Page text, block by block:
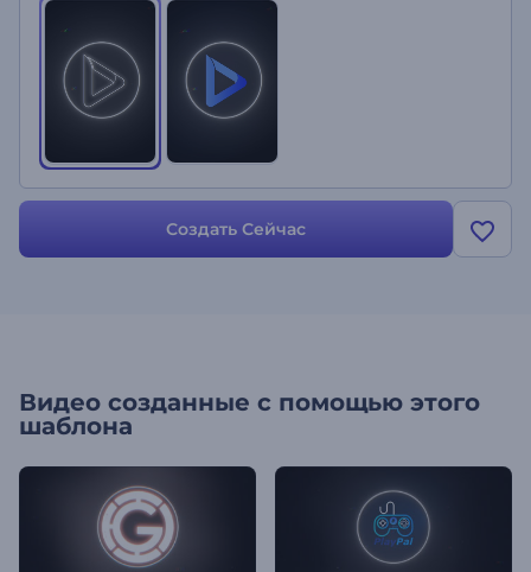
продвижения игровых каналов, заставок о запуске новых игр,
интро к играм, аутро и многих других проектов. Попробуйте
прямо сейчас!
Создать Сейчас
Видео созданные с помощью этого
шаблона